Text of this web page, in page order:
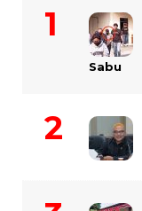
Sabu